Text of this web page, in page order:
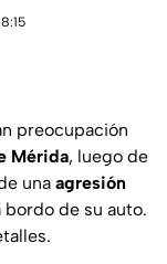
preocupación
Mérida, luego de
una agresión
de su auto.